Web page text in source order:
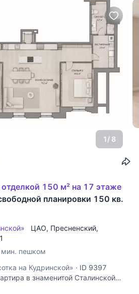
1/ 8
150 м² на 17 этаже
планировки 150 кв.
ЦАО, Пресненский,
мин. пешком
на Кудринской» · ID 9397
в знаменитой Сталинской
планировка, сделан